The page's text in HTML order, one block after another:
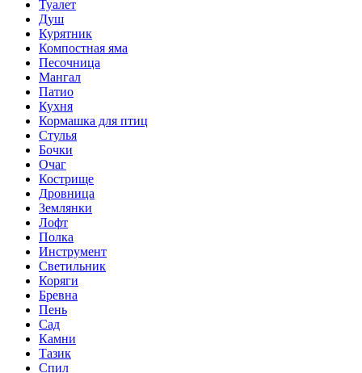
Туалет
Душ
Курятник
Компостная яма
Песочница
Мангал
Патио
Кухня
Кормашка для птиц
Стулья
Бочки
Очаг
Кострище
Дровница
Землянки
Лофт
Полка
Инструмент
Светильник
Коряги
Бревна
Пень
Сад
Камни
Тазик
Спил